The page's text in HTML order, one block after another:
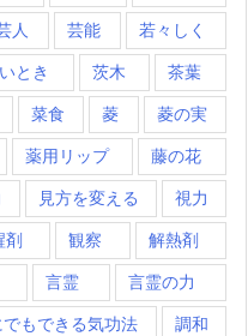
人 芸能 若々しく
とき 茨木 茶葉
菜食 菱 菱の実
薬用リップ 藤の花
見方を変える 視力
剤 観察 解熱剤
言霊 言霊の力
もできる気功法 調和